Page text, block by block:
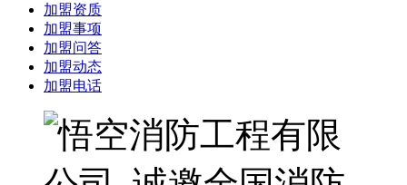
加盟资质
加盟事项
加盟问答
加盟动态
加盟电话